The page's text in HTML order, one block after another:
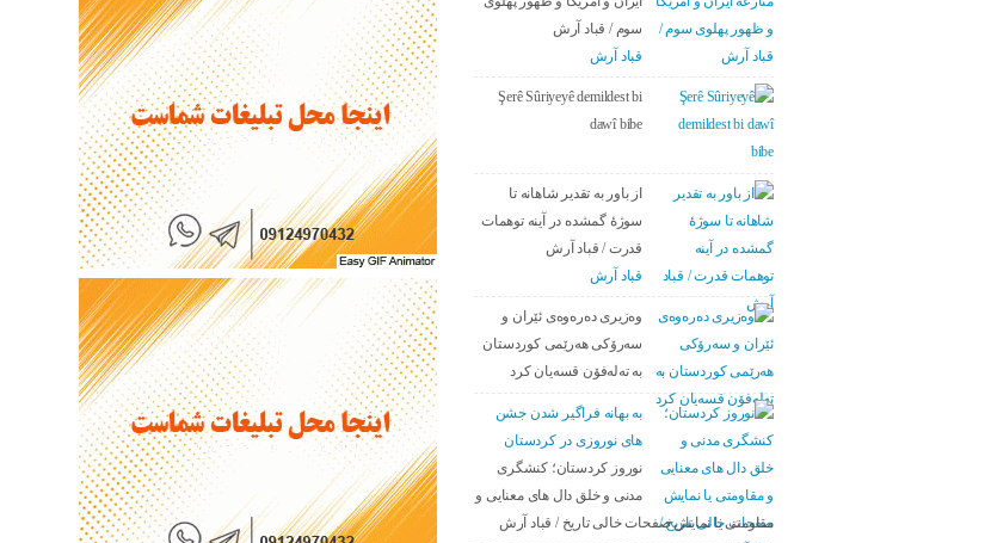
سوم / قباد آرش
قباد آرش
Şerê Sûriyeyê demildest bi
dawî bibe
از باور بە تقدیر شاهانه تا
سوژهٔ گمشده در آینه توهمات
قدرت / قباد آرش
قباد آرش
وەزیری دەرەوەی ئێران و
سەرۆکی هەرێمی کوردستان
بە تەلەفۆن قسەیان کرد
به بهانه فراگیر شدن جشن
های نوروزی در کردستان
نوروز کردستان؛ کنشگری
مدنی و خلق دال های معنایی و
مقاومتی یا نمایش صفحات خالی تاریخ / قباد آرش